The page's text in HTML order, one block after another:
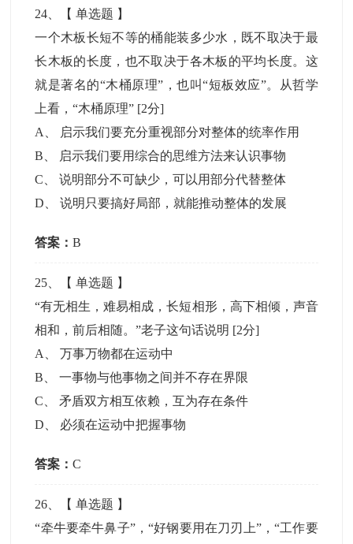
24 、【单选题 】
一个木板长短不等的桶能装多少水，既不取决于最
长木板的长度，也不取决于各木板的平均长度。这
就是著名的“木桶原理”，也叫“短板效应”。从哲学
上看，“木桶原理” [2分]
A
启示我们要充分重视部分对整体的统率作用
B
启示我们要用综合的思维方法来认识事物
C 、说明部分不可缺少，可以用部分代替整体
D 、说明只要搞好局部，就能推动整体的发展
答案：B
25 、【单选题 】
“有无相生，难易相成，长短相形，高下相倾，声音
相和，前后相随。”老子这句话说明 [2分]
A
、万事万物都在运动中
B 、一事物与他事物之间并不存在界限
C
矛盾双方相互依赖，互为存在条件
D
必须在运动中把握事物
答案：C
26 、【单选题 】
“牵牛要牵牛鼻子”，“好钢要用在刀刃上”，“工作要